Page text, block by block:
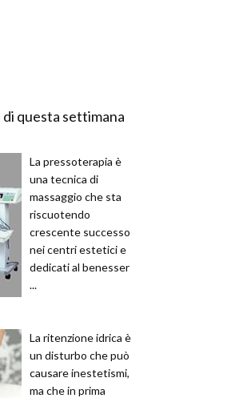
questa settimana
La pressoterapia è
una tecnica di
massaggio che sta
riscuotendo
crescente successo
nei centri estetici e
dedicati al benesser
...
La ritenzione idrica è
un disturbo che può
causare inestetismi,
ma che in prima